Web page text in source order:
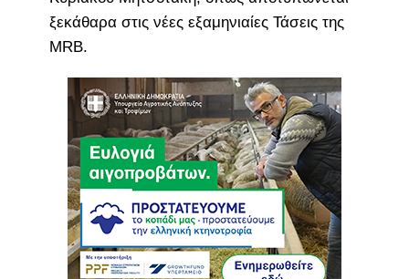
ξεκάθαρα στις νέες εξαμηνιαίες Τάσεις της
MRB.